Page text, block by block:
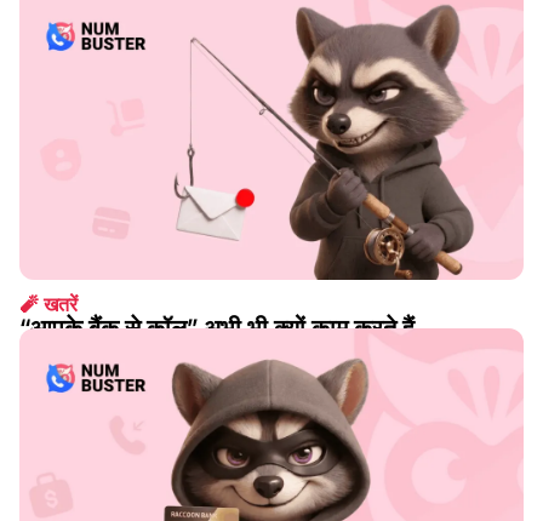
🧨 खतरें
“आपके बैंक से कॉल” अभी भी क्यों काम करते हैं